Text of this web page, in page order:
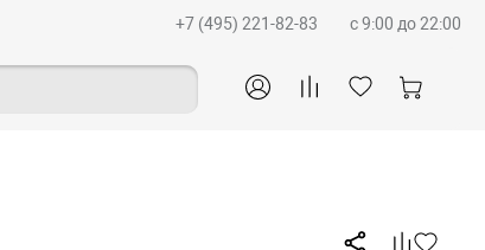
+7 (495) 221-82-83 c 9:00 до 22:00